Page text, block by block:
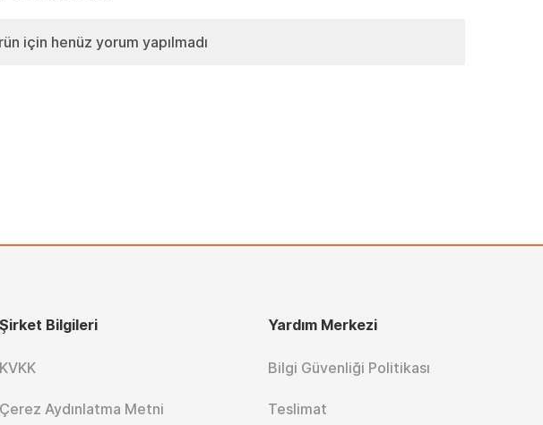
için henüz yorum yapılmadı
Şirket Bilgileri
KVKK
Çerez Aydınlatma Metni
Yardım Merkezi
Bilgi Güvenliği Politikası
Teslimat